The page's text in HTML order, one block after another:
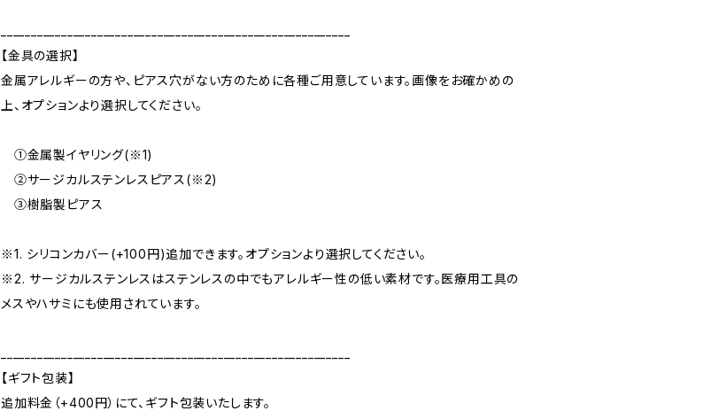
【金具の選択】
金属アレルギーの方や、ピアス穴がない方のために各種ご用意しています。画像をお確かめの
上、オプションより選択してください。
①金属製イヤリング(※1)
②サージカルステンレスピアス(※2)
③樹脂製ピアス
※1. シリコンカバー(+100円)追加できます。オプションより選択してください。
※2. サージカルステンレスはステンレスの中でもアレルギー性の低い素材です。医療用工具の
メスやハサミにも使用されています。
【ギフト包装】
追加料金（+400円）にて、ギフト包装いたします。